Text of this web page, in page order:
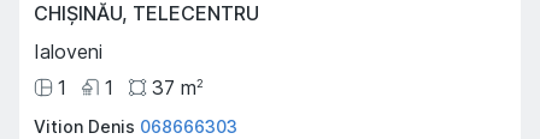
CHIȘINĂU, TELECENTRU
Ialoveni
1
1 37 m2
Vition Denis 068666303